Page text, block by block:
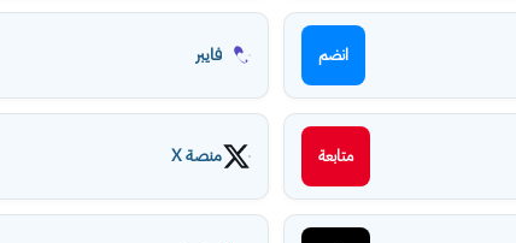
انضم فايبر
متابعة منصة X